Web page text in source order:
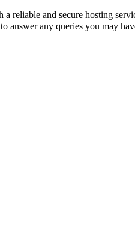
and secure hosting
answer any queries you may